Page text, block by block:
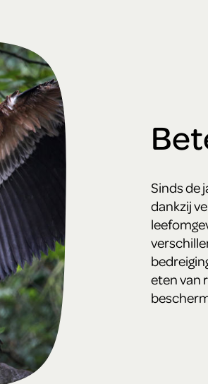
Sinds de
dankzij
eten van